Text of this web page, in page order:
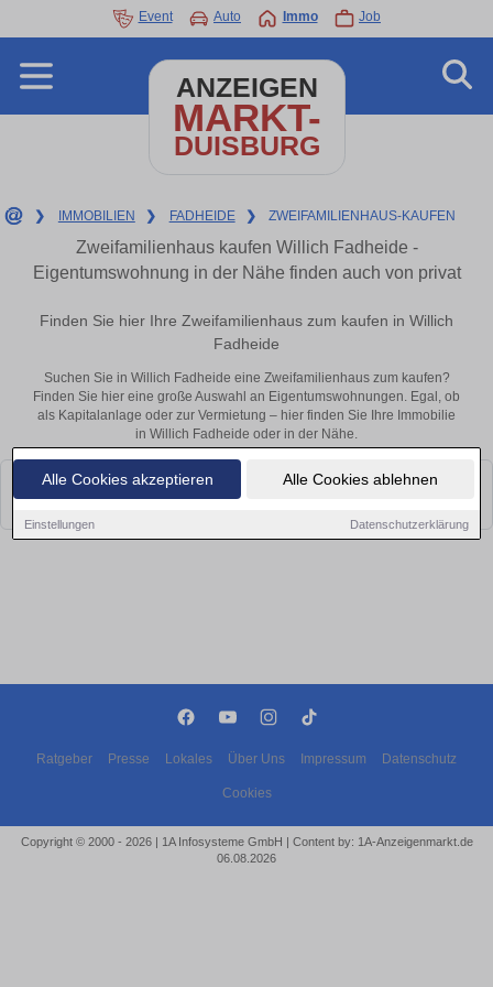
Alle Cookies akzeptieren Alle Cookies ablehnen
Einstellungen Datenschutzerklärung
Event Auto Immo Job
ANZEIGEN
MARKT-
DUISBURG
❯ IMMOBILIEN ❯ FADHEIDE ❯ ZWEIFAMILIENHAUS-KAUFEN
Zweifamilienhaus kaufen Willich Fadheide -
Eigentumswohnung in der Nähe finden auch von privat
Finden Sie hier Ihre Zweifamilienhaus zum kaufen in Willich
Fadheide
Suchen Sie in Willich Fadheide eine Zweifamilienhaus zum kaufen?
Finden Sie hier eine große Auswahl an Eigentumswohnungen. Egal, ob
als Kapitalanlage oder zur Vermietung – hier finden Sie Ihre Immobilie
in Willich Fadheide oder in der Nähe.
Leider konnten wir derzeit keine passenden Objekte finden. Schauen Sie
bald wieder vorbei!
Ratgeber Presse Lokales Über Uns Impressum Datenschutz
Cookies
Copyright © 2000 - 2026 | 1A Infosysteme GmbH | Content by: 1A-Anzeigenmarkt.de
06.08.2026